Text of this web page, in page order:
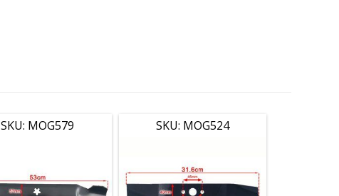
SKU: MOG579 SKU: MOG524